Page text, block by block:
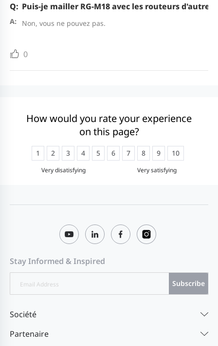
Puis-je mailler RG-M18 avec les routeurs d'autres
Non, vous ne pouvez pas.
0
How would you rate your experience
on this page?
Very disatisfying
1 2 3 4 5 6 7 8 9 10
Very satisfying
Stay Informed & Inspired
Subscribe
Société
Partenaire